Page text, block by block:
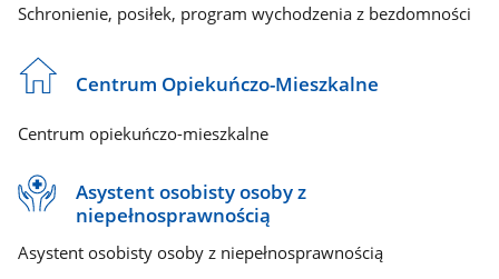
Schronienie, posiłek, program wychodzenia z bezdomności
Centrum Opiekuńczo-Mieszkalne
Centrum opiekuńczo-mieszkalne
Asystent osobisty osoby z
niepełnosprawnością
Asystent osobisty osoby z niepełnosprawnością